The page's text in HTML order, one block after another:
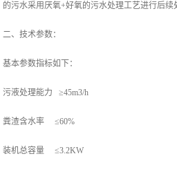
的污水采用厌氧+好氧的污水处理工艺进行后续
二、技术参数：
基本参数指标如下：
污液处理能力 ≥45m3/h
粪渣含水率 ≤60%
装机总容量 ≤3.2KW